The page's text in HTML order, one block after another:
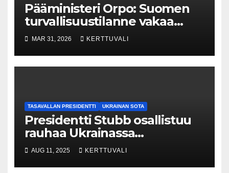
Pääministeri Orpo: Suomen
turvallisuustilanne vakaa
droonitapauksesta
huolimatta
MAR 31, 2026 KERTTUVALI
TASAVALLAN PRESIDENTTI UKRAINAN SOTA
Presidentti Stubb osallistuu
rauhaa Ukrainassa
käsittelevään kokoukseen
AUG 11, 2025 KERTTUVALI